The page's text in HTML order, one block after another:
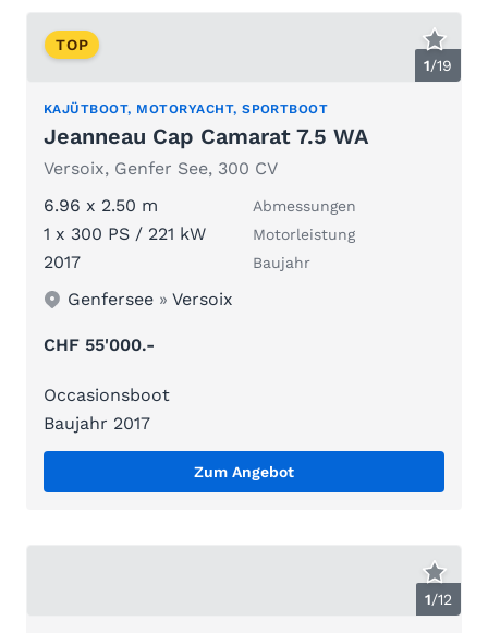
1/19
TOP
KAJÜTBOOT, MOTORYACHT, SPORTBOOT
Jeanneau Cap Camarat 7.5 WA
Versoix, Genfer See, 300 CV
6.96 x 2.50 m
Abmessungen
1 x 300 PS / 221 kW Motorleistung
2017 Baujahr
Genfersee »Versoix
CHF 55'000.-
Occasionsboot
Baujahr 2017
Zum Angebot
1/12